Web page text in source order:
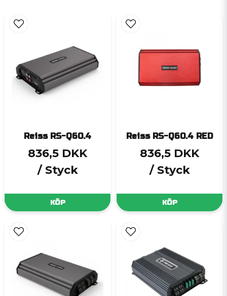
Reiss RS-Q60.4
836,5 DKK
/ Styck
KÖP
Reiss RS-Q60.4 RED
836,5 DKK
/ Styck
KÖP